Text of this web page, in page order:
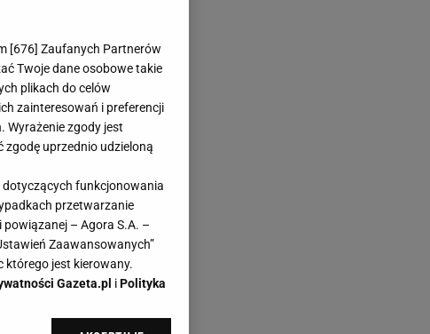
[676] Zaufanych Partnerów
Twoje dane osobowe takie
plikach do celów
zainteresowań i preferencji
Wyrażenie zgody jest
zgodę uprzednio udzieloną
dotyczących funkcjonowania
przetwarzanie
– Agora S.A. –
Zaawansowanych”
którego jest kierowany.
Gazeta.pl iPolityka